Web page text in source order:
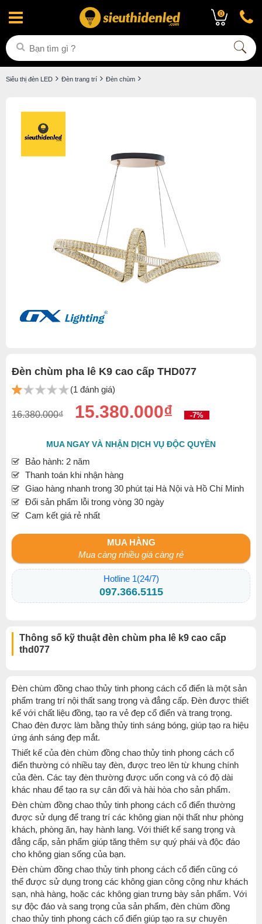
0
Siêu thị đèn LED Đèn trang trí Đèn chùm
Đèn chùm pha lê K9 cao cấp THD077
(1 đánh giá)
16.380.000₫ 15.380.000₫ -7%
MUA NGAY VÀ NHẬN DỊCH VỤ ĐỘC QUYỀN
Bảo hành: 2 năm
Thanh toán khi nhận hàng
Giao hàng nhanh trong 30 phút tại Hà Nội và Hồ Chí Minh
Đổi sản phẩm lỗi trong vòng 30 ngày
Cam kết giá rẻ nhất
MUA HÀNG
Mua càng nhiều giá càng rẻ
Hotline 1(24/7)
097.366.5115
Thông số kỹ thuật đèn chùm pha lê k9 cao cấp
thd077
Đèn chùm đồng chao thủy tinh phong cách cổ điển là một sản
phẩm trang trí nội thất sang trọng và đẳng cấp. Đèn được thiết
kế với chất liệu đồng, tạo ra vẻ đẹp cổ điển và trang trọng.
Chao đèn được làm bằng thủy tinh sáng bóng, giúp tạo ra hiệu
ứng ánh sáng đẹp mắt.
Thiết kế của đèn chùm đồng chao thủy tinh phong cách cổ
điển thường có nhiều tay đèn, được treo lên từ khung chính
của đèn. Các tay đèn thường được uốn cong và có độ dài
khác nhau để tạo ra sự cân đối và hài hòa cho sản phẩm.
Đèn chùm đồng chao thủy tinh phong cách cổ điển thường
được sử dụng để trang trí các không gian nội thất như phòng
khách, phòng ăn, hay hành lang. Với thiết kế sang trọng và
đẳng cấp, sản phẩm giúp tăng thêm sự quý phái và độc đáo
cho không gian sống của bạn.
Đèn chùm đồng chao thủy tinh phong cách cổ điển cũng có
thể được sử dụng trong các không gian công cộng như khách
sạn, nhà hàng, hoặc các không gian trưng bày sản phẩm. Với
sự độc đáo và sang trọng của sản phẩm, đèn chùm đồng
chao thủy tinh phong cách cổ điển giúp tạo ra sự chuyên